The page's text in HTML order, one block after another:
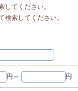
質問
してください。
検索してください。
円～ 円